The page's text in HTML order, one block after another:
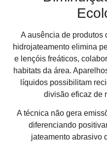
A ausência de produtos
hidrojateamento elimina
e lençóis freáticos,
habitats da área.
líquidos possibilitam
divisão eficaz de
A técnica não gera
diferenciando
jateamento abrasivo